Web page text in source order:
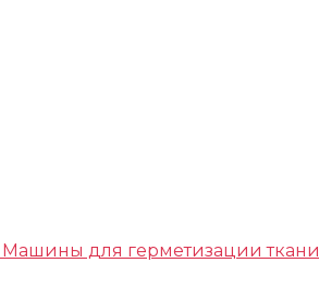
Машины для герметизации ткани